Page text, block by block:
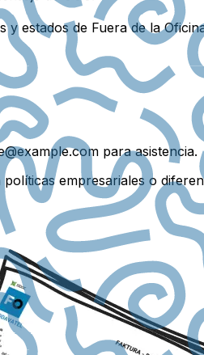
estados de Fuera de la
para asistencia.
empresariales o